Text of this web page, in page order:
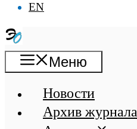
EN
Меню
Новости
Архив журнала